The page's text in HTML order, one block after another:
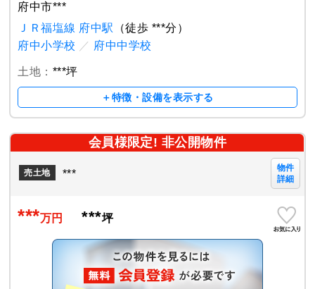
府中市***
ＪＲ福塩線 府中駅
（徒歩 ***分）
府中小学校 ／ 府中中学校
土地： ***坪
＋特徴・設備を表示する
会員様限定! 非公開物件
売土地 ***
物件
詳細
***万円 ***坪